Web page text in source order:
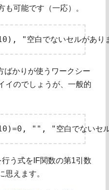
も可能です（一応）。
ばかりが使うワークシー
イのでしょうが、一般的
う式をIF関数の第1引数
思えます。